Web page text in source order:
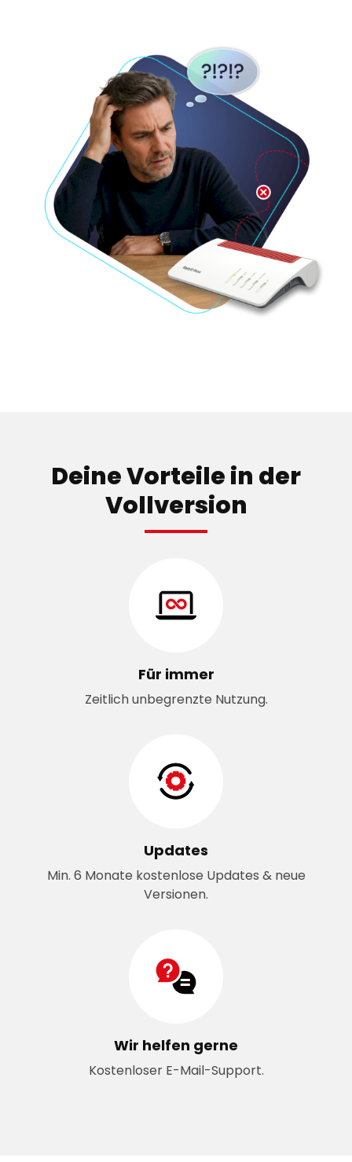
Deine Vorteile in der
Vollversion
Für immer
Zeitlich unbegrenzte Nutzung.
Updates
Min. 6 Monate kostenlose Updates & neue
Versionen.
Wir helfen gerne
Kostenloser E-Mail-Support.